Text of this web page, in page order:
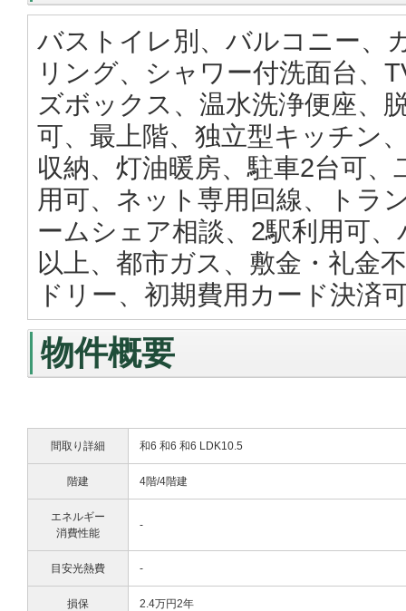
バストイレ別、バルコニー、
リング、シャワー付洗面台、
ズボックス、温水洗浄便座、
可、最上階、独立型キッチン
収納、灯油暖房、駐車2台可
用可、ネット専用回線、トラ
ームシェア相談、2駅利用可
以上、都市ガス、敷金・礼金
ドリー、初期費用カード決済
物件概要
間取り詳細 和6 和6 和6 LDK10.5
階建 4階/4階建
エネルギー
消費性能
-
目安光熱費 -
損保 2.4万円2年